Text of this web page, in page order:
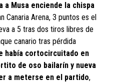
a Musa enciende la chispa
Canaria Arena, 3 puntos es el
a 5 tras dos tiros libres de
canario tras pérdida
había cortocircuitado en
de oso bailarín y nueva
a meterse en el partido,